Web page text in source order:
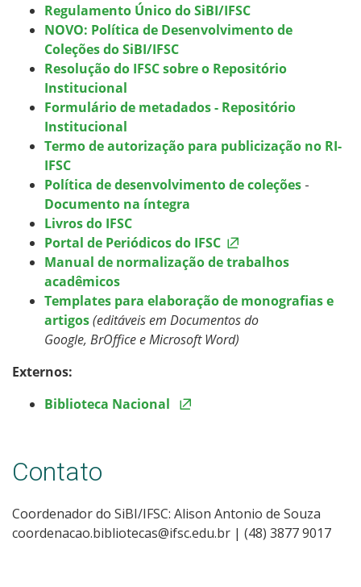
Regulamento Único do SiBI/IFSC
NOVO: Política de Desenvolvimento de
Coleções do SiBI/IFSC
Resolução do IFSC sobre o Repositório
Institucional
Formulário de metadados - Repositório
Institucional
Termo de autorização para publicização no RI-
IFSC
Política de desenvolvimento de coleções -
Documento na íntegra
Livros do IFSC
Portal de Periódicos do IFSC
Manual de normalização de trabalhos
acadêmicos
Templates para elaboração de monografias e
artigos(editáveis em Documentos do
Google, BrOffice e Microsoft Word)
Externos:
Biblioteca Nacional
Contato
Coordenador do SiBI/IFSC: Alison Antonio de Souza
coordenacao.bibliotecas@ifsc.edu.br | (48) 3877 9017